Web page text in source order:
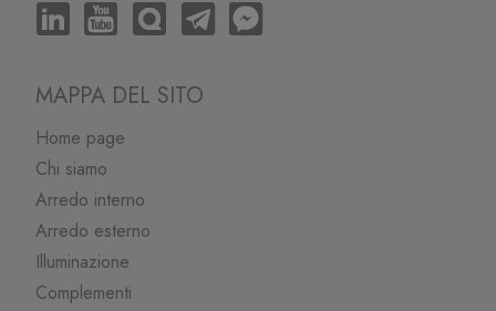
MAPPA DEL SITO
Home page
Chi siamo
Arredo interno
Arredo esterno
Illuminazione
Complementi